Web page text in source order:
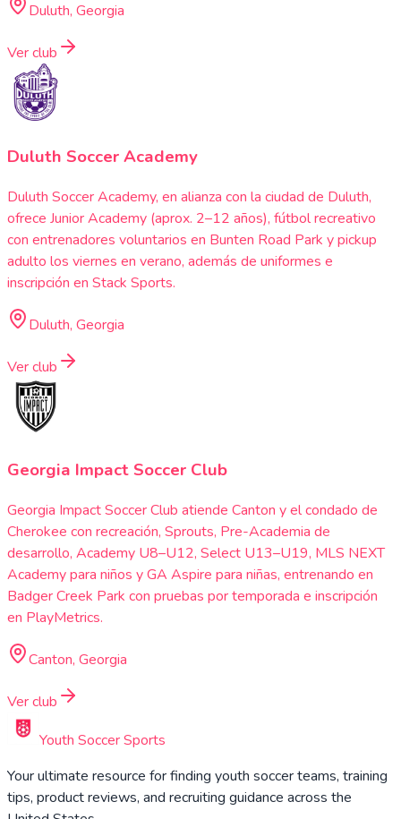
Duluth, Georgia
Ver club
Duluth Soccer Academy
Duluth Soccer Academy, en alianza con la ciudad de Duluth,
ofrece Junior Academy (aprox. 2–12 años), fútbol recreativo
con entrenadores voluntarios en Bunten Road Park y pickup
adulto los viernes en verano, además de uniformes e
inscripción en Stack Sports.
Duluth, Georgia
Ver club
Georgia Impact Soccer Club
Georgia Impact Soccer Club atiende Canton y el condado de
Cherokee con recreación, Sprouts, Pre-Academia de
desarrollo, Academy U8–U12, Select U13–U19, MLS NEXT
Academy para niños y GA Aspire para niñas, entrenando en
Badger Creek Park con pruebas por temporada e inscripción
en PlayMetrics.
Canton, Georgia
Ver club
Youth Soccer Sports
Your ultimate resource for finding youth soccer teams, training
tips, product reviews, and recruiting guidance across the